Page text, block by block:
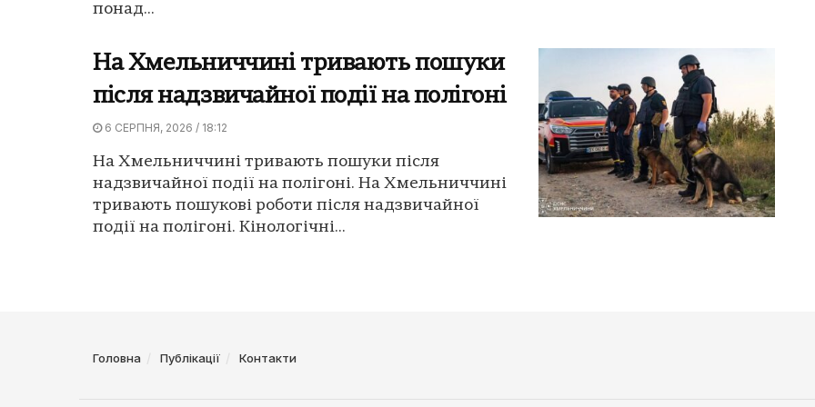
понад...
На Хмельниччині тривають пошуки
після надзвичайної події на полігоні
6 СЕРПНЯ, 2026 / 18:12
На Хмельниччині тривають пошуки після
надзвичайної події на полігоні. На Хмельниччині
тривають пошукові роботи після надзвичайної
події на полігоні. Кінологічні...
Головна Публікації Контакти